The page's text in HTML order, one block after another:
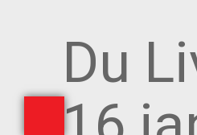
Du